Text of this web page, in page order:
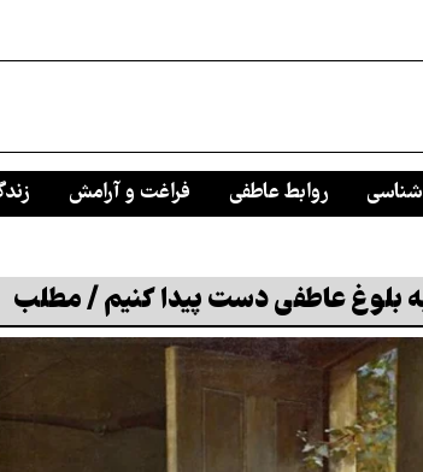
روابط عاطفی فراغت و آرامش
بلوغ عاطفی دست پیدا کنیم / مطلب